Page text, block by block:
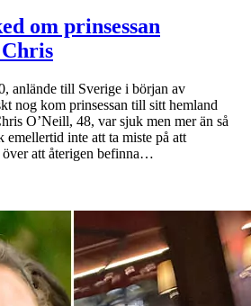
om prinsessan
anlände till Sverige i början av
nog kom prinsessan till sitt hemland
O’Neill, 48, var sjuk men mer än så
inte att ta miste på att
att återigen befinna…